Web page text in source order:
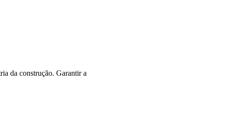
da construção. Garantir a